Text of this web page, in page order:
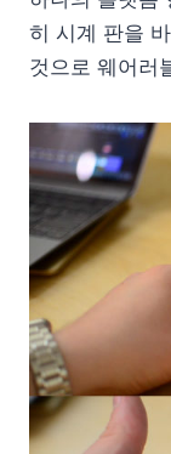
히 시계 판을
것으로 웨어러